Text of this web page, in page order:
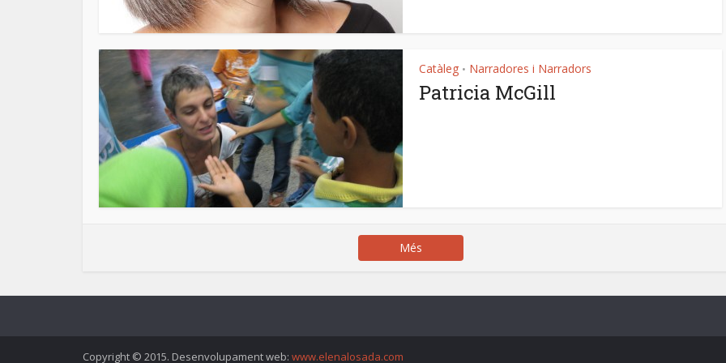
Catàleg • Narradores i Narradors
Patricia McGill
Més
Copyright © 2015. Desenvolupament web: www.elenalosada.com